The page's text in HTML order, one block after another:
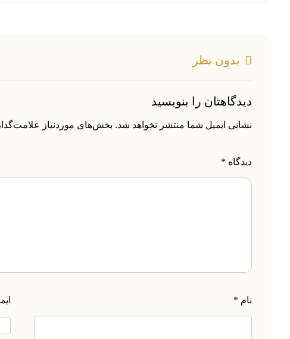
بدون نظر
دیدگاهتان را بنویسید
نشانی ایمیل شما منتشر نخواهد شد. بخش‌های موردنیاز
دیدگاه *
نام *